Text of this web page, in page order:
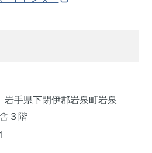
手県下閉伊郡岩泉町岩泉
３階